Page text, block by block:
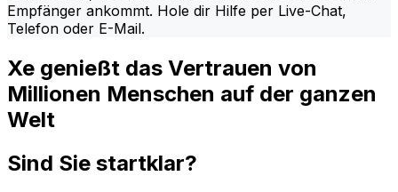
Empfänger ankommt. Hole dir Hilfe per Live-Chat,
Telefon oder E-Mail.
Xe genießt das Vertrauen von
Millionen Menschen auf der ganzen
Welt
Sind Sie startklar?